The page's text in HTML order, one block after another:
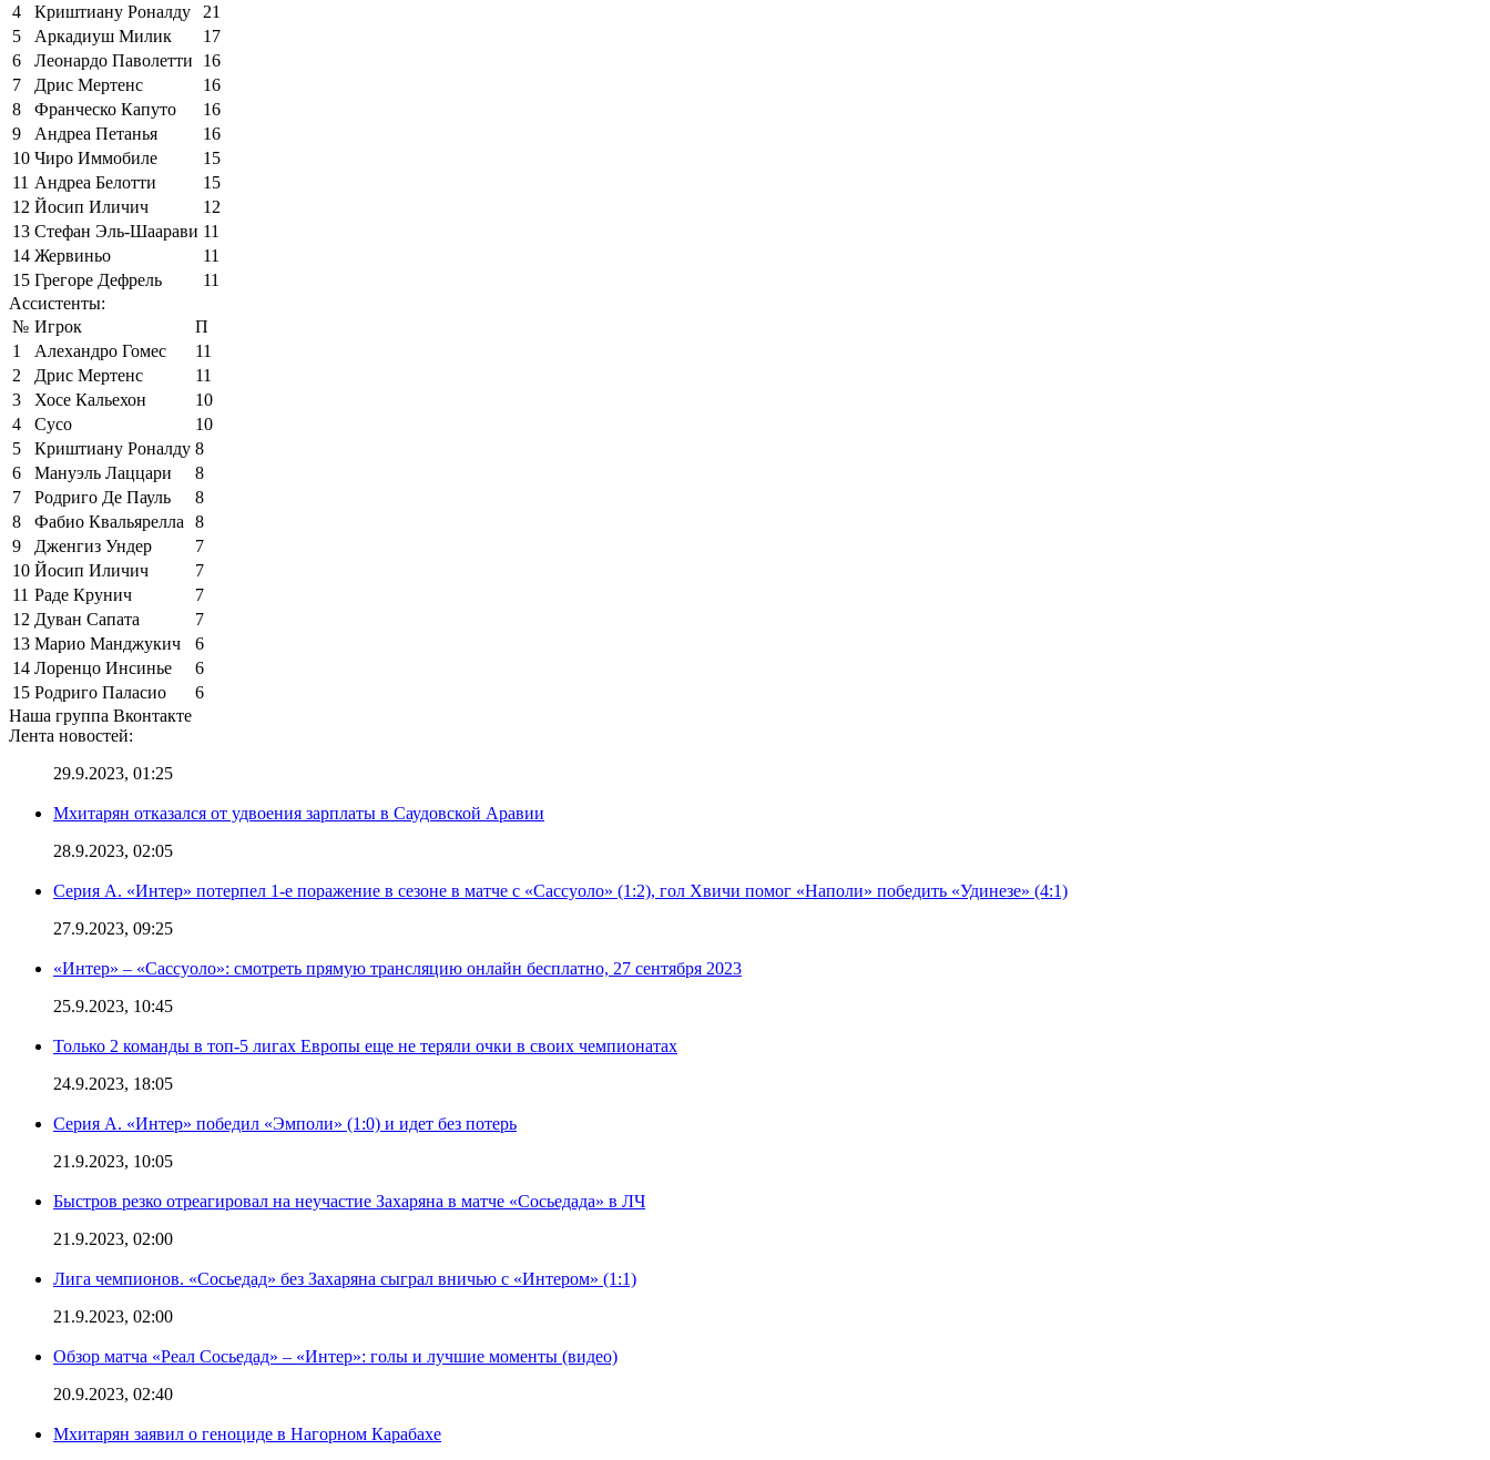
4
Криштиану Роналду
21
5
Аркадиуш Милик
17
6
Леонардо Паволетти
16
7
Дрис Мертенс
16
8
Франческо Капуто
16
9
Андреа Петанья
16
10 Чиро Иммобиле
15
11 Андреа Белотти
15
12 Йосип Иличич
12
13 Стефан Эль-Шаарави 11
14 Жервиньо
11
15 Грегоре Дефрель
11
Ассистенты:
№ Игрок
П
1
Алехандро Гомес
11
2
Дрис Мертенс
11
3
Хосе Кальехон
10
4
Сусо
10
5
Криштиану Роналду 8
6
Мануэль Лаццари
8
7
Родриго Де Пауль
8
8
Фабио Квальярелла
8
9
Дженгиз Ундер
7
10 Йосип Иличич
7
11 Раде Крунич
7
12 Дуван Сапата
7
13 Марио Манджукич
6
14 Лоренцо Инсинье
6
15 Родриго Паласио
6
Наша группа Вконтакте
Лента новостей:
29.9.2023, 01:25
Мхитарян отказался от удвоения зарплаты в Саудовской Аравии
28.9.2023, 02:05
Серия А. «Интер» потерпел 1-е поражение в сезоне в матче с «Сассуоло» (1:2), гол Хвичи помог «Наполи» победить «Удинезе» (4:1)
27.9.2023, 09:25
«Интер» – «Сассуоло»: смотреть прямую трансляцию онлайн бесплатно, 27 сентября 2023
25.9.2023, 10:45
Только 2 команды в топ-5 лигах Европы еще не теряли очки в своих чемпионатах
24.9.2023, 18:05
Серия А. «Интер» победил «Эмполи» (1:0) и идет без потерь
21.9.2023, 10:05
Быстров резко отреагировал на неучастие Захаряна в матче «Сосьедада» в ЛЧ
21.9.2023, 02:00
Лига чемпионов. «Сосьедад» без Захаряна сыграл вничью с «Интером» (1:1)
21.9.2023, 02:00
Обзор матча «Реал Сосьедад» – «Интер»: голы и лучшие моменты (видео)
20.9.2023, 02:40
Мхитарян заявил о геноциде в Нагорном Карабахе